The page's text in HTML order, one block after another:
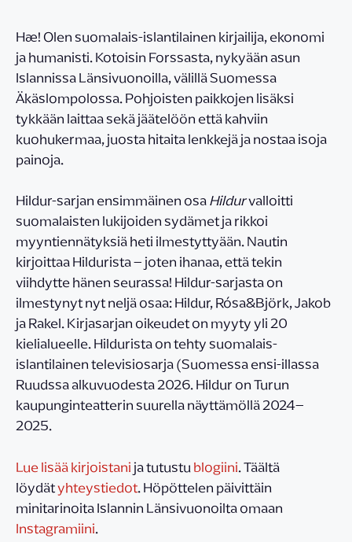
Hæ! Olen suomalais-islantilainen kirjailija, ekonomi
ja humanisti. Kotoisin Forssasta, nykyään asun
Islannissa Länsivuonoilla, välillä Suomessa
Äkäslompolossa. Pohjoisten paikkojen lisäksi
tykkään laittaa sekä jäätelöön että kahviin
kuohukermaa, juosta hitaita lenkkejä ja nostaa isoja
painoja.
Hildur-sarjan ensimmäinen osaHildurvalloitti
suomalaisten lukijoiden sydämet ja rikkoi
myyntiennätyksiä heti ilmestyttyään. Nautin
kirjoittaa Hildurista – joten ihanaa, että tekin
viihdytte hänen seurassa! Hildur-sarjasta on
ilmestynyt nyt neljä osaa: Hildur, Rósa&Björk, Jakob
ja Rakel. Kirjasarjan oikeudet on myyty yli 20
kielialueelle. Hildurista on tehty suomalais-
islantilainen televisiosarja (Suomessa ensi-illassa
Ruudssa alkuvuodesta 2026. Hildur on Turun
kaupunginteatterin suurella näyttämöllä 2024–
2025.
Lue lisää kirjoistanija tutustublogiini. Täältä
löydätyhteystiedot. Höpöttelen päivittäin
minitarinoita Islannin Länsivuonoilta omaan
Instagramiini.